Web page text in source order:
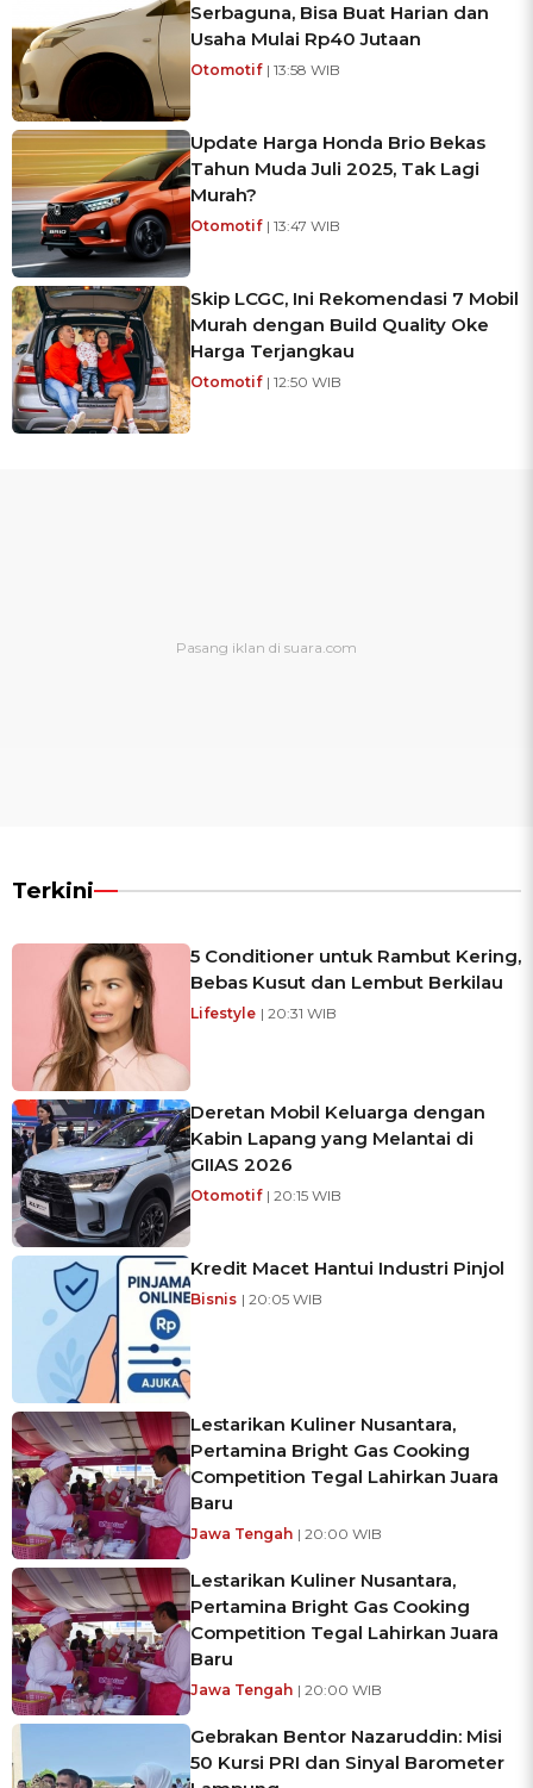
Serbaguna, Bisa Buat Harian dan
Usaha Mulai Rp40 Jutaan
Otomotif | 13:58 WIB
Update Harga Honda Brio Bekas
Tahun Muda Juli 2025, Tak Lagi
Murah?
Otomotif | 13:47 WIB
Skip LCGC, Ini Rekomendasi 7 Mobil
Murah dengan Build Quality Oke
Harga Terjangkau
Otomotif | 12:50 WIB
Terkini
5 Conditioner untuk Rambut Kering,
Bebas Kusut dan Lembut Berkilau
Lifestyle | 20:31 WIB
Deretan Mobil Keluarga dengan
Kabin Lapang yang Melantai di
GIIAS 2026
Otomotif | 20:15 WIB
Kredit Macet Hantui Industri Pinjol
Bisnis | 20:05 WIB
Lestarikan Kuliner Nusantara,
Pertamina Bright Gas Cooking
Competition Tegal Lahirkan Juara
Baru
Jawa Tengah | 20:00 WIB
Lestarikan Kuliner Nusantara,
Pertamina Bright Gas Cooking
Competition Tegal Lahirkan Juara
Baru
Jawa Tengah | 20:00 WIB
Gebrakan Bentor Nazaruddin: Misi
50 Kursi PRI dan Sinyal Barometer